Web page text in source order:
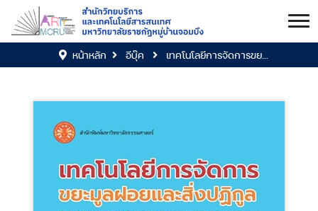
หน้าหลัก อีบุ๊ค เทคโนโลยีการจัดการขย...